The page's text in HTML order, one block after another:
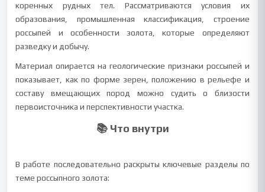
коренных рудных тел. Рассматриваются условия их
образования, промышленная классификация, строение
россыпей и особенности золота, которые определяют
разведку и добычу.
Материал опирается на геологические признаки россыпей и
показывает, как по форме зерен, положению в рельефе и
составу вмещающих пород можно судить о близости
первоисточника и перспективности участка.
📚 Что внутри
В работе последовательно раскрыты ключевые разделы по
теме россыпного золота: